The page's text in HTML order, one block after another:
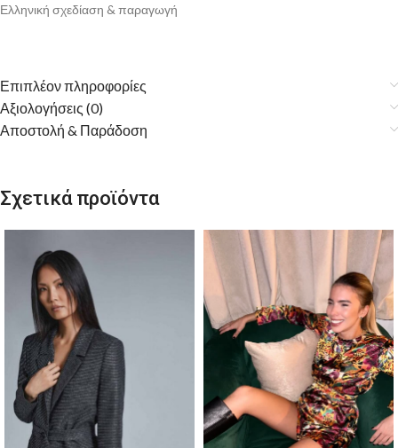
Ελληνική σχεδίαση & παραγωγή
Επιπλέον πληροφορίες
Αξιολογήσεις (0)
Αποστολή & Παράδοση
Σχετικά προϊόντα